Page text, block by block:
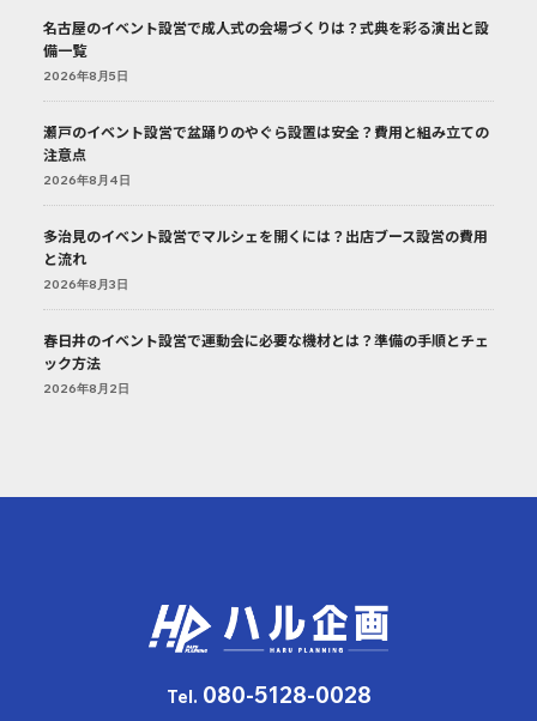
名古屋のイベント設営で成人式の会場づくりは？式典を彩る演出と設
備一覧
2026年8月5日
瀬戸のイベント設営で盆踊りのやぐら設置は安全？費用と組み立ての
注意点
2026年8月4日
多治見のイベント設営でマルシェを開くには？出店ブース設営の費用
と流れ
2026年8月3日
春日井のイベント設営で運動会に必要な機材とは？準備の手順とチェ
ック方法
2026年8月2日
Tel. 080-5128-0028